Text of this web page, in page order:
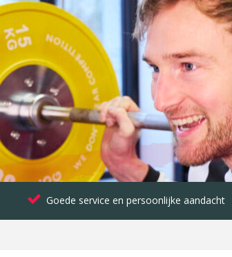
Goede service en persoonlijke aandacht